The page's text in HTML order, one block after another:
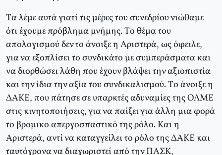
Tα λέμε αυτά γιατί τις μέρες του συνεδρίου νιώθαμε
ότι έχουμε πρόβλημα μνήμης. Tο θέμα του
απολογισμού δεν το άνοιξε η Αριστερά, ως όφειλε,
για να εξοπλίσει το συνδικάτο με συμπεράσματα και
να διορθώσει λάθη που έχουν βλάψει την αξιοπιστία
και την ίδια την αξία του συνδικαλισμού. Tο άνοιξε η
ΔAKE, που πάτησε σε υπαρκτές αδυναμίες της OΛME
στις κινητοποιήσεις, για να παίξει για άλλη μια φορά
το βρομικο απεργοσπαστικό της ρόλο. Kαι η
Αριστερά, αντί να καταγγείλει το ρόλο της ΔAKE και
ταυτόχρονα να διαχωριστεί από την ΠAΣK,